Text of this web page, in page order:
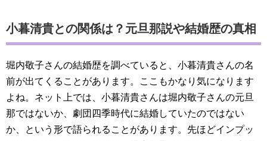
小暮清貴との関係は？元旦那説や結婚歴の真相
堀内敬子さんの結婚歴を調べていると、小暮清貴さんの名
前が出てくることがあります。ここもかなり気になります
よね。ネット上では、小暮清貴さんは堀内敬子さんの元旦
那ではないか、劇団四季時代に結婚していたのではない
か、という形で語られることがあります。先ほどインプッ